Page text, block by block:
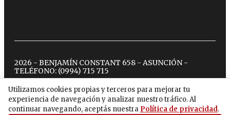
Utilizamos cookies propias y terceros para mejorar tu
experiencia de navegación y analizar nuestro tráfico. Al
continuar navegando, aceptás nuestra Política de privacidad.
2026 - BENJAMÍN CONSTANT 658 - ASUNCIÓN -
TELÉFONO: (0994) 715 715
twitterinstagram
facebook
tiktokyoutubespotify